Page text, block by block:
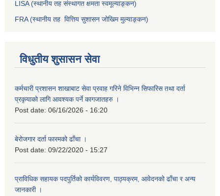
LISA (स्थानीय तह संस्थागत क्षमता स्वमूल्याङ्कन)
FRA (स्थानीय तह वित्तिय सुशासन जोखिम मुल्याङ्कन)
विधुतीय शुसासन सेवा
कर्मचारी प्रशासन शाखाबाट सेवा प्रवाह गरिने विभिन्न सिफारिस तथा दर्ता
प्रकृयाको लागि आवश्यक पर्ने कागजातहरु ।
Post date: 06/16/2026 - 16:20
बेरोजगार दर्ता फारमको ढाँचा ।
Post date: 09/22/2020 - 15:27
प्राविधिक सहायक पदपुर्तिको कार्यविवरण, पाठ्यक्रम, आवेदनको ढाँचा र अन्य
जानकारी ।